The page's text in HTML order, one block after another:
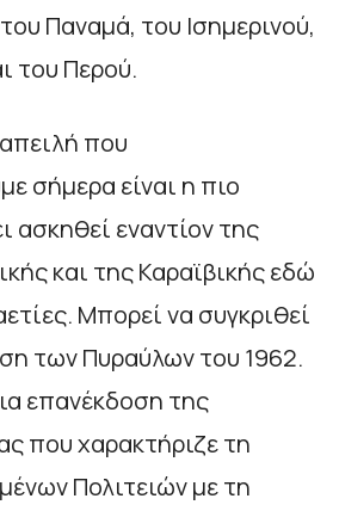
Παναμά, του Ισημερινού,
του Περού.
που
σήμερα είναι η πιο
ασκηθεί εναντίον της
και της Καραϊβικής εδώ
Μπορεί να συγκριθεί
των Πυραύλων του 1962.
επανέκδοση της
που χαρακτήριζε τη
Πολιτειών με τη